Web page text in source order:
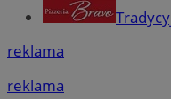
reklama
reklama